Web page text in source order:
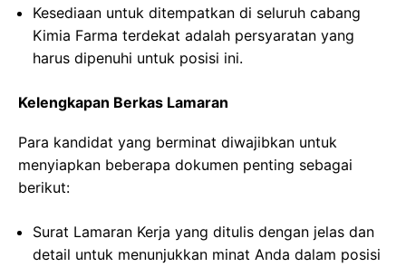
Kesediaan untuk ditempatkan di seluruh cabang
Kimia Farma terdekat adalah persyaratan yang
harus dipenuhi untuk posisi ini.
Kelengkapan Berkas Lamaran
Para kandidat yang berminat diwajibkan untuk
menyiapkan beberapa dokumen penting sebagai
berikut:
Surat Lamaran Kerja yang ditulis dengan jelas dan
detail untuk menunjukkan minat Anda dalam posisi